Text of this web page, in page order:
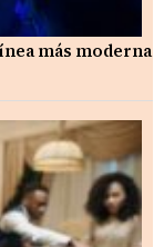
más moderna